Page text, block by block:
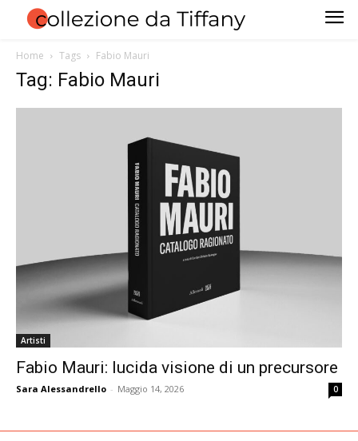
Home Tags Fabio Mauri
Tag: Fabio Mauri
Artisti
Fabio Mauri: lucida visione di un precursore
Sara Alessandrello - Maggio 14, 2026 0